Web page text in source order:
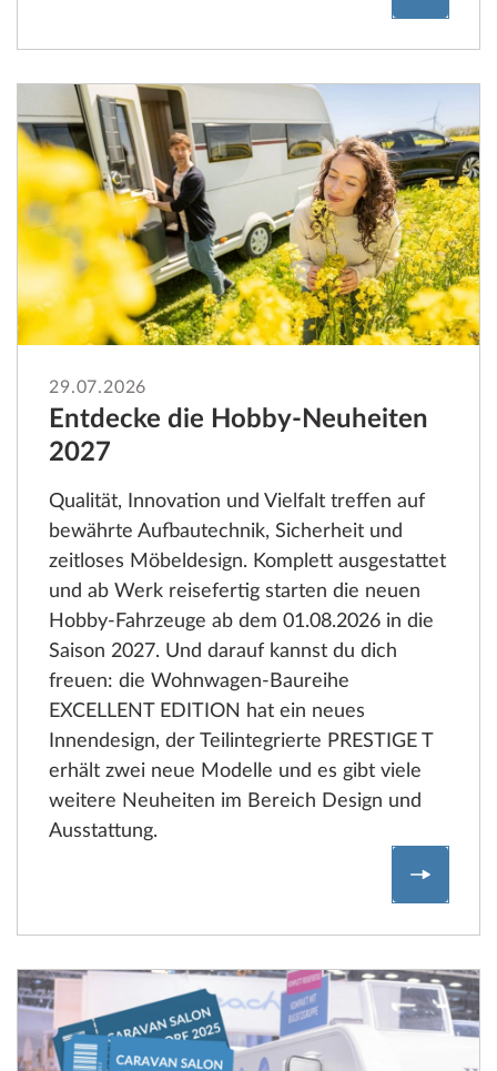
29.07.2026
Entdecke die Hobby-Neuheiten
2027
Qualität, Innovation und Vielfalt treffen auf
bewährte Aufbautechnik, Sicherheit und
zeitloses Möbeldesign. Komplett ausgestattet
und ab Werk reisefertig starten die neuen
Hobby-Fahrzeuge ab dem 01.08.2026 in die
Saison 2027. Und darauf kannst du dich
freuen: die Wohnwagen-Baureihe
EXCELLENT EDITION hat ein neues
Innendesign, der Teilintegrierte PRESTIGE T
erhält zwei neue Modelle und es gibt viele
weitere Neuheiten im Bereich Design und
Ausstattung.